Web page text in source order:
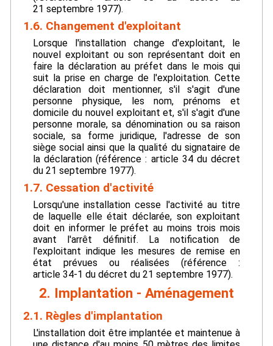
21 septembre 1977).
1.6. Changement d'exploitant
Lorsque l'installation change d'exploitant, le
nouvel exploitant ou son représentant doit en
faire la déclaration au préfet dans le mois qui
suit la prise en charge de l'exploitation. Cette
déclaration doit mentionner, s'il s'agit d'une
personne physique, les nom, prénoms et
domicile du nouvel exploitant et, s'il s'agit d'une
personne morale, sa dénomination ou sa raison
sociale, sa forme juridique, l'adresse de son
siège social ainsi que la qualité du signataire de
la déclaration (référence : article 34 du décret
du 21 septembre 1977).
1.7. Cessation d'activité
Lorsqu'une installation cesse l'activité au titre
de laquelle elle était déclarée, son exploitant
doit en informer le préfet au moins trois mois
avant l'arrêt définitif. La notification de
l'exploitant indique les mesures de remise en
état prévues ou réalisées (référence :
article 34-1 du décret du 21 septembre 1977).
2. Implantation - Aménagement
2.1. Règles d'implantation
L'installation doit être implantée et maintenue à